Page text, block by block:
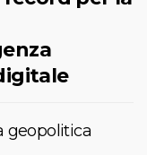
geopolitica